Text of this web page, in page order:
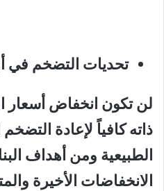
تحديات التضخم في
لن تكون انخفاض أسعار
ذاته كافياً لإعادة
الطبيعية ومن أهداف
الانخفاضات الأخيرة